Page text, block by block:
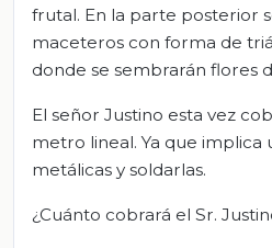
frutal. En la parte posterior
maceteros con forma de
donde se sembrarán flores
El señor Justino esta vez
metro lineal. Ya que implica
metálicas y soldarlas.
¿Cuánto cobrará el Sr.